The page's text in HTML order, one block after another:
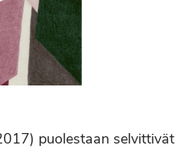
puolestaan selvittivät